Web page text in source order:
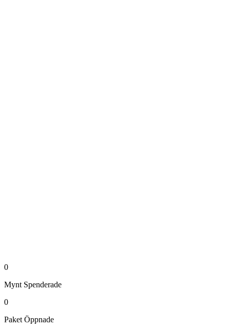
0
Mynt Spenderade
0
Paket Öppnade